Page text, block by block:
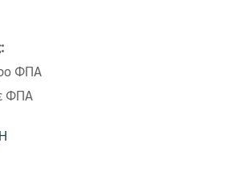
ΦΠΑ
ΦΠΑ